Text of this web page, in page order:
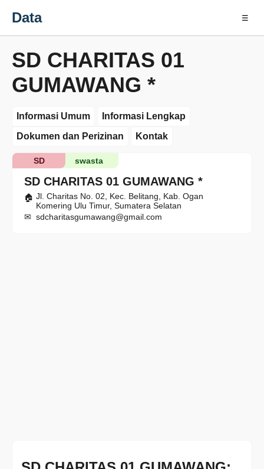
Data ☰
SD CHARITAS 01
GUMAWANG *
Informasi Umum
Informasi Lengkap
Dokumen dan Perizinan
Kontak
SD CHARITAS 01 GUMAWANG *
swasta
SD
Jl. Charitas No. 02, Kec. Belitang, Kab. Ogan
Komering Ulu Timur, Sumatera Selatan
sdcharitasgumawang@gmail.com